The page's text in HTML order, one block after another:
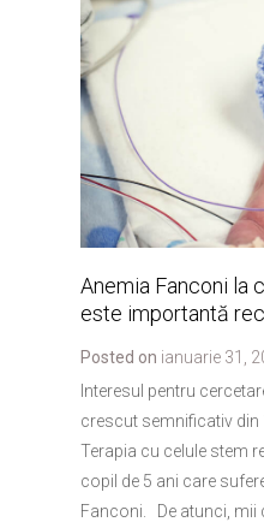
Anemia Fanconi la
este importantă
Posted on ianuarie 31,
Interesul pentru
crescut semnificativ din
Terapia cu celule stem
copil de 5 ani care
Fanconi. De atunci, mii